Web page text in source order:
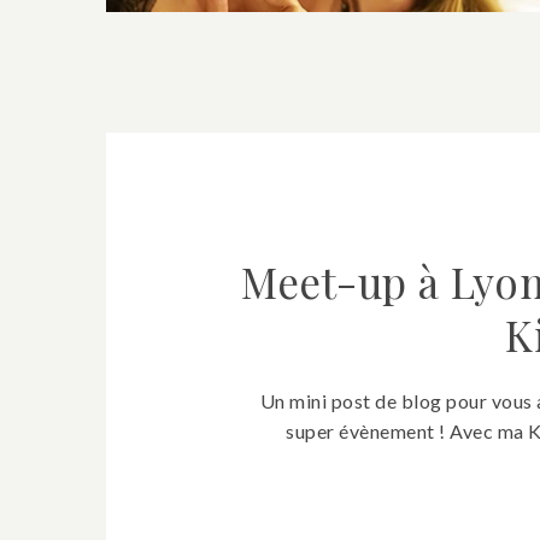
Meet-up à
Un mini post de blog pour vous
super évènement ! Avec ma